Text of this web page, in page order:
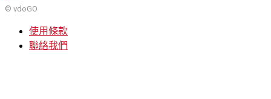
© vdoGO
使用條款
聯絡我們